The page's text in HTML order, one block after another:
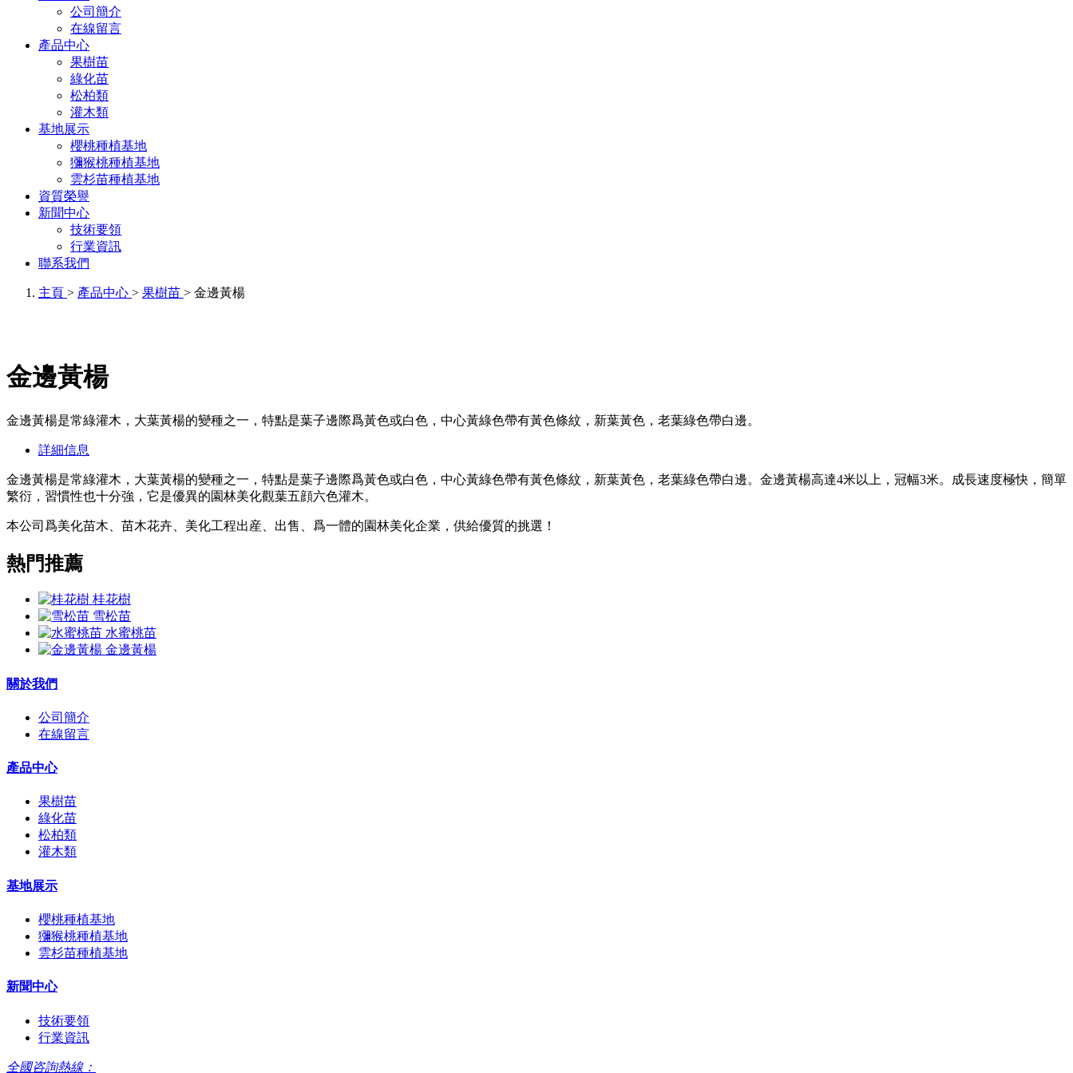
公司簡介
在線留言
產品中心
果樹苗
綠化苗
松柏類
灌木類
基地展示
櫻桃種植基地
獼猴桃種植基地
雲杉苗種植基地
資質榮譽
新聞中心
技術要領
行業資訊
聯系我們
主頁 > 產品中心 > 果樹苗 > 金邊黃楊
金邊黃楊
金邊黃楊是常綠灌木，大葉黃楊的變種之一，特點是葉子邊際爲黃色或白色，中心黃綠色帶有黃色條紋，新葉黃色，老葉綠色帶白邊。
詳細信息
金邊黃楊是常綠灌木，大葉黃楊的變種之一，特點是葉子邊際爲黃色或白色，中心黃綠色帶有黃色條紋，新葉黃色，老葉綠色帶白邊。金邊黃楊高達4米以上，冠幅3米。成長速度極快，簡單
繁衍，習慣性也十分強，它是優異的園林美化觀葉五顔六色灌木。
本公司爲美化苗木、苗木花卉、美化工程出産、出售、爲一體的園林美化企業，供給優質的挑選！
熱門推薦
桂花樹
雪松苗
水蜜桃苗
金邊黃楊
關於我們
公司簡介
在線留言
產品中心
果樹苗
綠化苗
松柏類
灌木類
基地展示
櫻桃種植基地
獼猴桃種植基地
雲杉苗種植基地
新聞中心
技術要領
行業資訊
全國咨詢熱線：